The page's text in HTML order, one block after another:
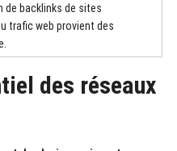
de backlinks de sites
trafic web provient des
des réseaux